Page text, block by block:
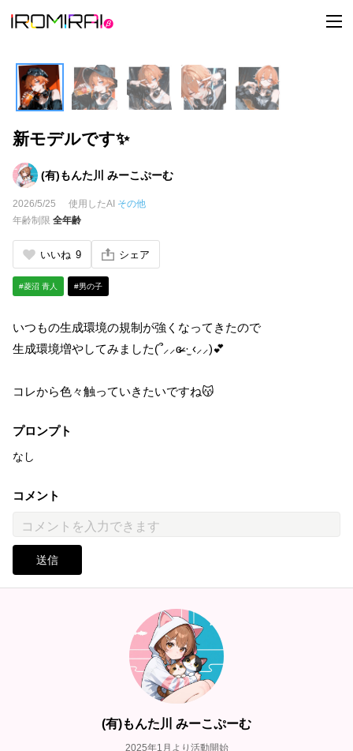
t
o
新モデルです✨
(有)もんた川 みーこぷーむ
2026/5/25 使用したAI その他
年齢制限 全年齢
いいね 9 シェア
#菱沼 青人 #男の子
いつもの生成環境の規制が強くなってきたので
生成環境増やしてみました(՞⸝⸝ɞ̴̶̷ ·̫ ‹⸝⸝)💕
コレから色々触っていきたいですね😽
プロンプト
なし
コメント
送信
(有)もんた川 みーこぷーむ
2025年1月より活動開始